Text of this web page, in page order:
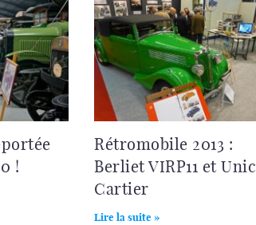
!
Rétromobile 2013 :
Berliet VIRP11 et Unic
Cartier
Lire la suite »